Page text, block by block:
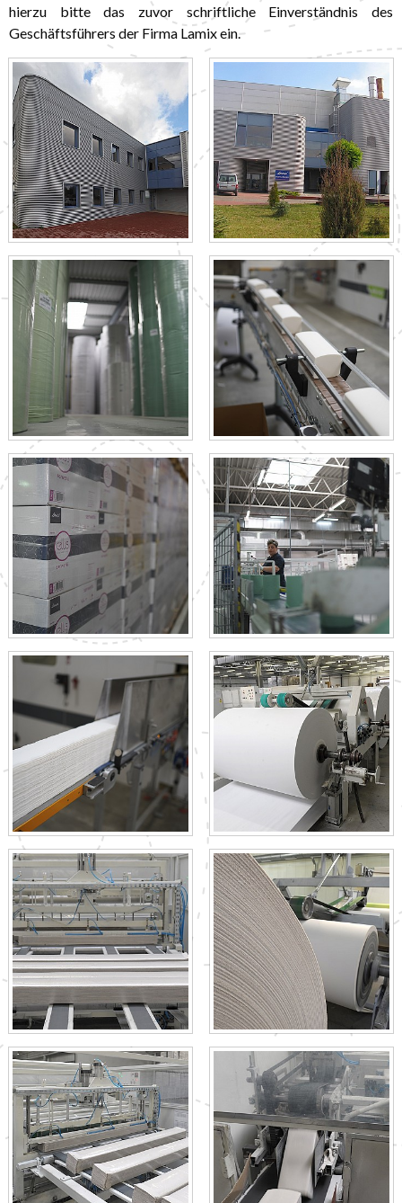
hierzu bitte das zuvor schriftliche Einverständnis des
Geschäftsführers der Firma Lamix ein.